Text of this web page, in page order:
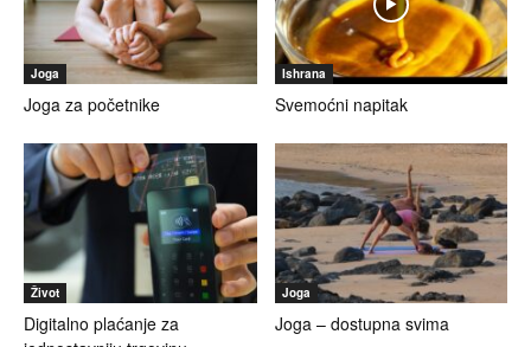
Joga
Joga za početnike
Ishrana
Svemoćni napitak
Život
Digitalno plaćanje za
Joga
Joga – dostupna svima